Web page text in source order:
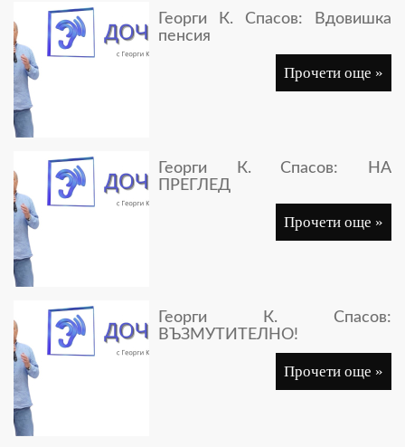
Георги К. Спасов: Вдовишка
пенсия
Прочети още »
Георги К. Спасов: НА
ПРЕГЛЕД
Прочети още »
Георги К. Спасов:
ВЪЗМУТИТЕЛНО!
Прочети още »